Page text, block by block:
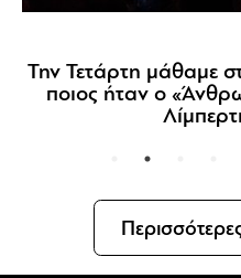
16 AOAFF powered by
μια μαγική